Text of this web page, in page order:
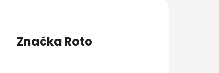
Značka Roto